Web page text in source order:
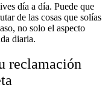
día a día. Puede que
de las cosas que solías
no solo el aspecto
diaria.
reclamación